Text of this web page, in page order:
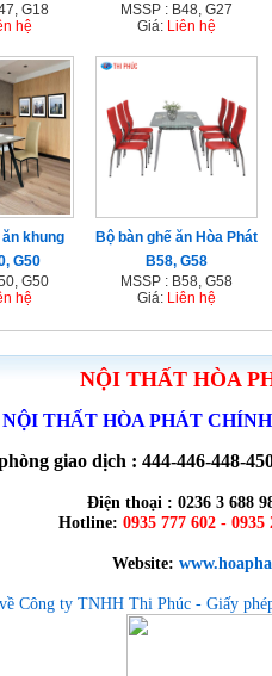
G18
hệ
MSSP : B48, G27
Giá: Liên hệ
ăn khung
G50
G50
hệ
Bộ bàn ghế ăn Hòa Phát
B58, G58
MSSP : B58, G58
Giá: Liên hệ
NỘI THẤT HÒA
THẤT HÒA PHÁT
giao dịch : 444-446-448-
Điện thoại : 0236 3 688
Hotline: 0935 777 602 - 0935
Website:
Công ty TNHH Thi Phúc - Giấy